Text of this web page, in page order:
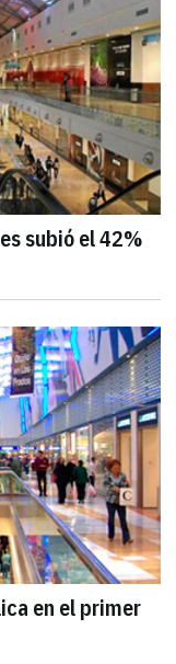
subió el 42%
en el primer